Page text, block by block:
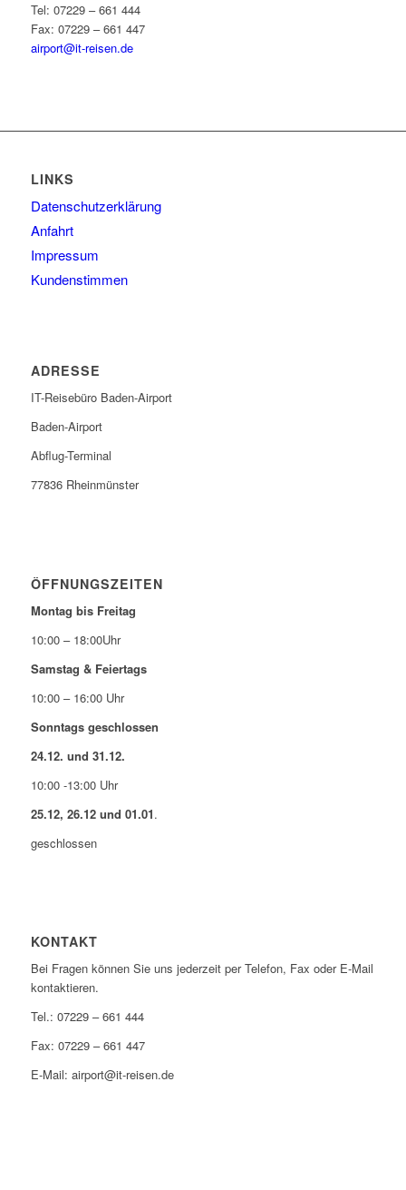
Tel: 07229 – 661 444
Fax: 07229 – 661 447
airport@it-reisen.de
LINKS
Datenschutzerklärung
Anfahrt
Impressum
Kundenstimmen
ADRESSE
IT-Reisebüro Baden-Airport
Baden-Airport
Abflug-Terminal
77836 Rheinmünster
ÖFFNUNGSZEITEN
Montag bis Freitag
10:00 – 18:00Uhr
Samstag & Feiertags
10:00 – 16:00 Uhr
Sonntags geschlossen
24.12. und 31.12.
10:00 -13:00 Uhr
25.12, 26.12 und 01.01.
geschlossen
KONTAKT
Bei Fragen können Sie uns jederzeit per Telefon, Fax oder E-Mail
kontaktieren.
Tel.: 07229 – 661 444
Fax: 07229 – 661 447
E-Mail: airport@it-reisen.de